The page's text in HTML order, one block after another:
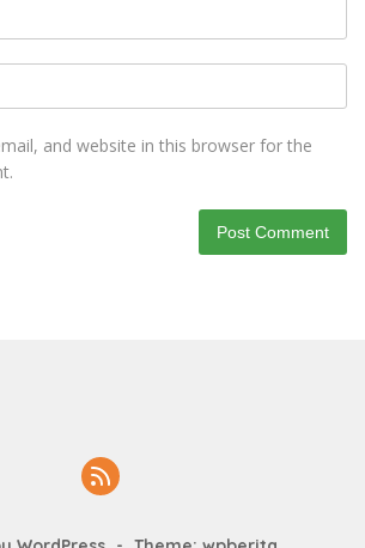
and website in this browser for the